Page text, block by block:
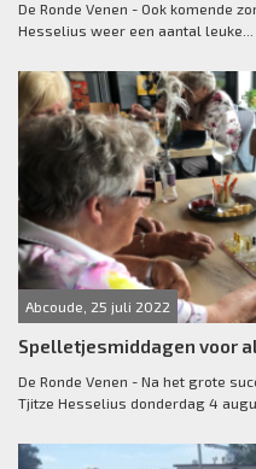
De Ronde Venen - Ook komende
Hesselius weer een aantal leuke...
Abcoude, 25 juli 2022
Spelletjesmiddagen voor
De Ronde Venen - Na het grote
Tjitze Hesselius donderdag 4